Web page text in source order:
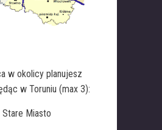
w okolicy planujesz
w Toruniu (max 3):
Stare Miasto